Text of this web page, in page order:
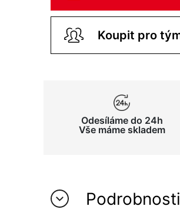
Odesíláme do 24h
Vše máme skladem
Podrobnosti